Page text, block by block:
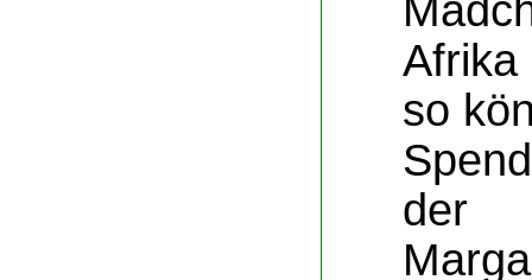
Afrika
so
der